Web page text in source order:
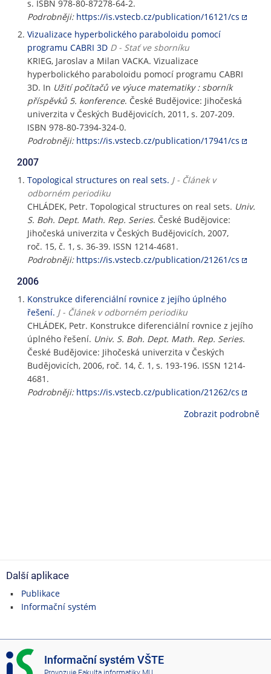
s. ISBN 978-80-87278-64-2.
Podrobněji: https://is.vstecb.cz/publication/16121/cs
Vizualizace hyperbolického paraboloidu pomocí
programu CABRI 3D D - Stať ve sborníku
KRIEG, Jaroslav a Milan VACKA. Vizualizace
hyperbolického paraboloidu pomocí programu CABRI
3D. In Užití počítačů ve výuce matematiky : sborník
příspěvků 5. konference. České Budějovice: Jihočeská
univerzita v Českých Budějovicích, 2011, s. 207-209.
ISBN 978-80-7394-324-0.
Podrobněji: https://is.vstecb.cz/publication/17941/cs
2007
Topological structures on real sets. J - Článek v
odborném periodiku
CHLÁDEK, Petr. Topological structures on real sets. Univ.
S. Boh. Dept. Math. Rep. Series. České Budějovice:
Jihočeská univerzita v Českých Budějovicích, 2007,
roč. 15, č. 1, s. 36-39. ISSN 1214-4681.
Podrobněji: https://is.vstecb.cz/publication/21261/cs
2006
Konstrukce diferenciální rovnice z jejího úplného
řešení. J - Článek v odborném periodiku
CHLÁDEK, Petr. Konstrukce diferenciální rovnice z jejího
úplného řešení. Univ. S. Boh. Dept. Math. Rep. Series.
České Budějovice: Jihočeská univerzita v Českých
Budějovicích, 2006, roč. 14, č. 1, s. 193-196. ISSN 1214-
4681.
Podrobněji: https://is.vstecb.cz/publication/21262/cs
Zobrazit podrobně
Další aplikace
Publikace
Informační systém
I
S
Informační systém VŠTE